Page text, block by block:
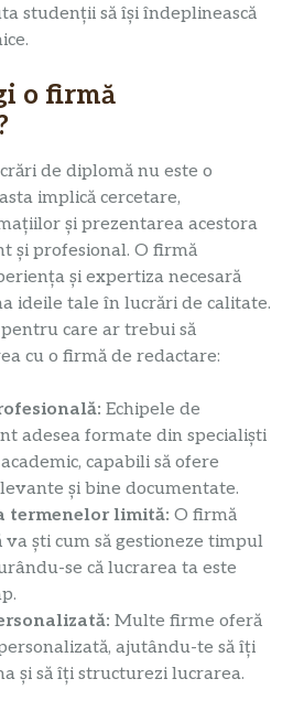
studenții să își îndeplinească
o firmă
de diplomă nu este o
implică cercetare,
și prezentarea acestora
și profesional. O firmă
și expertiza necesară
ideile tale în lucrări de calitate.
care ar trebui să
cu o firmă de redactare:
Echipele de
adesea formate din specialiști
capabili să ofere
și bine documentate.
termenelor limită: O firmă
va ști cum să gestioneze timpul
se că lucrarea ta este
Multe firme oferă
ajutându-te să îți
și să îți structurezi lucrarea.